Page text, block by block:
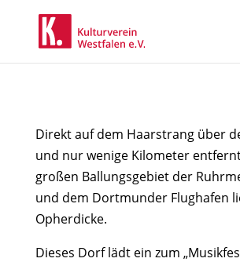
Direkt auf dem Haarstrang über
und nur wenige Kilometer
großen Ballungsgebiet der
und dem Dortmunder Flughafen
Opherdicke.
Dieses Dorf lädt ein zum